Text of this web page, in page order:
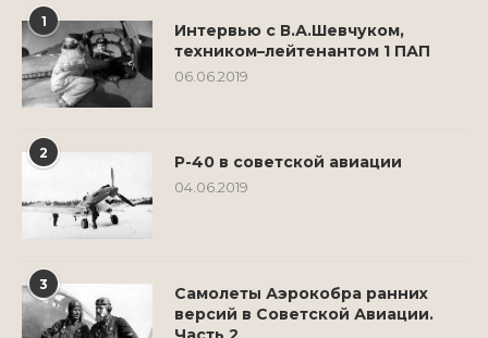
1
Интервью с В.А.Шевчуком,
техником–лейтенантом 1 ПАП
06.06.2019
2 Р-40 в советской авиации
04.06.2019
3
Самолеты Аэрокобра ранних
версий в Советской Авиации.